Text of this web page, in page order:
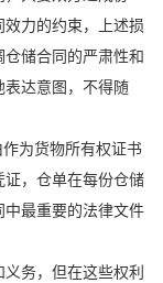
力的约束，上述损
储合同的严肃性和
表达意图，不得随
作为货物所有权证书
，仓单在每份仓储
最重要的法律文件
务，但在这些权利